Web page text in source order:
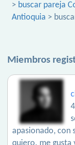
> buscar pareja
Antioquia >
Miembros
apasionado, con